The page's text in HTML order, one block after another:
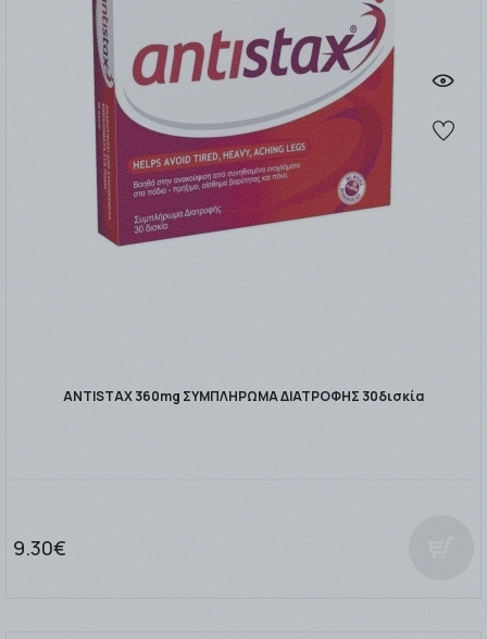
ANTISTAX 360mg ΣΥΜΠΛΗΡΩΜΑ ΔΙΑΤΡΟΦΗΣ 30δισκία
9.30€